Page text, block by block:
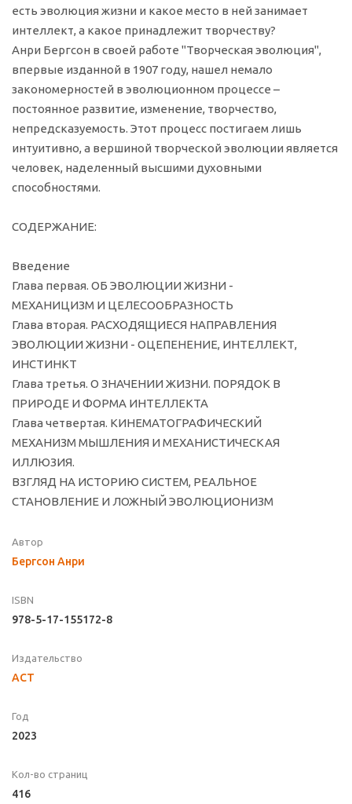
есть эволюция жизни и какое место в ней занимает
интеллект, а какое принадлежит творчеству?
Анри Бергсон в своей работе "Творческая эволюция",
впервые изданной в 1907 году, нашел немало
закономерностей в эволюционном процессе –
постоянное развитие, изменение, творчество,
непредсказуемость. Этот процесс постигаем лишь
интуитивно, а вершиной творческой эволюции является
человек, наделенный высшими духовными
способностями.
СОДЕРЖАНИЕ:
Введение
Глава первая. ОБ ЭВОЛЮЦИИ ЖИЗНИ -
МЕХАНИЦИЗМ И ЦЕЛЕСООБРАЗНОСТЬ
Глава вторая. РАСХОДЯЩИЕСЯ НАПРАВЛЕНИЯ
ЭВОЛЮЦИИ ЖИЗНИ - ОЦЕПЕНЕНИЕ, ИНТЕЛЛЕКТ,
ИНСТИНКТ
Глава третья. О ЗНАЧЕНИИ ЖИЗНИ. ПОРЯДОК В
ПРИРОДЕ И ФОРМА ИНТЕЛЛЕКТА
Глава четвертая. КИНЕМАТОГРАФИЧЕСКИЙ
МЕХАНИЗМ МЫШЛЕНИЯ И МЕХАНИСТИЧЕСКАЯ
ИЛЛЮЗИЯ.
ВЗГЛЯД НА ИСТОРИЮ СИСТЕМ, РЕАЛЬНОЕ
СТАНОВЛЕНИЕ И ЛОЖНЫЙ ЭВОЛЮЦИОНИЗМ
Автор
Бергсон Анри
ISBN
978-5-17-155172-8
Издательство
АСТ
Год
2023
Кол-во страниц
416